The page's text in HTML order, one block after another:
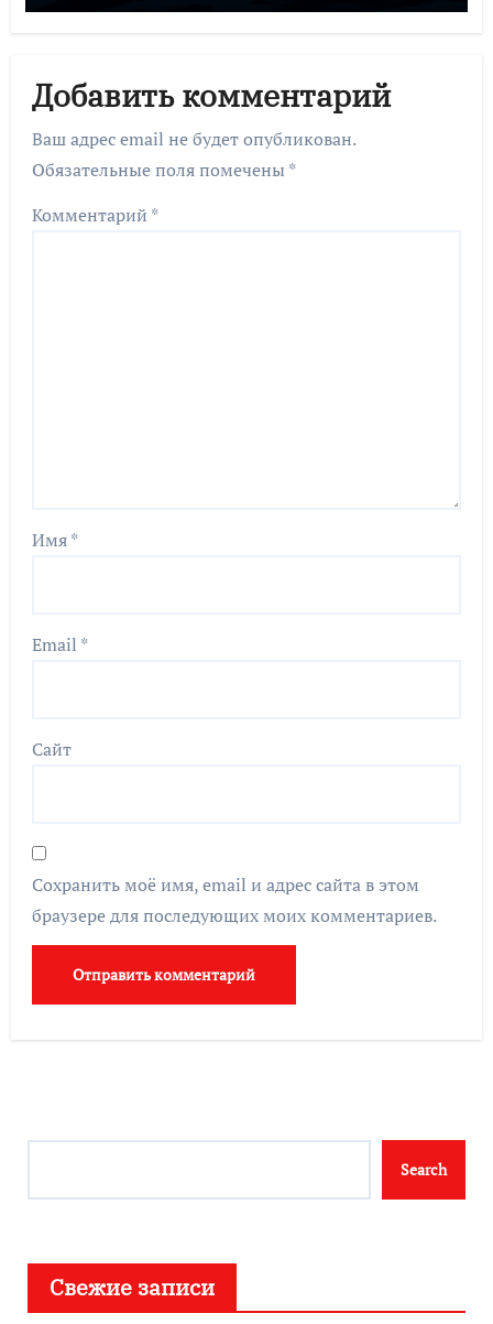
Добавить комментарий
Ваш адрес email не будет опубликован.
Обязательные поля помечены *
Комментарий *
Имя*
Email *
Сайт
Сохранить моё имя, email и адрес сайта в этом
браузере для последующих моих комментариев.
Search
Свежие записи